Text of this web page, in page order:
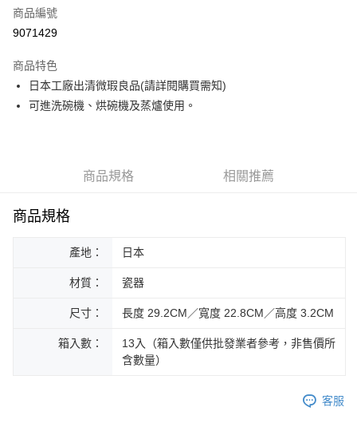
LINE Pay
街口支付
悠遊付
運送方式
每筆NT$200，滿NT$1,000(含以上)免運費
黑貓外島宅配
每筆NT$360
商品編號
9071429
商品特色
日本工廠出清微瑕良品(請詳閱購買需知)
可進洗碗機、烘碗機及蒸爐使用。
商品規格 相關推薦
商品規格
產地： 日本
材質： 瓷器
尺寸： 長度 29.2CM／寬度 22.8CM／高度 3.2CM
箱入數：
13入（箱入數僅供批發業者參考，非售價所
含數量）
客服